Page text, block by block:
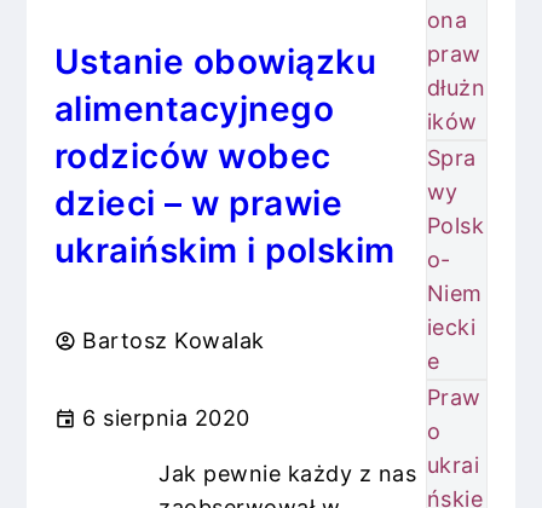
Ustanie obowiązku
alimentacyjnego
rodziców wobec
dzieci – w prawie
ukraińskim i polskim
Bartosz Kowalak
6 sierpnia 2020
Jak pewnie każdy z nas
ona
praw
dłużn
ików
Spra
wy
Polsk
o-
Niem
iecki
e
Praw
o
ukrai
ńskie